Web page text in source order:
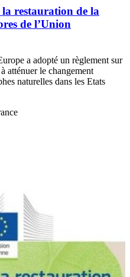
restauration de la
de l’Union
a adopté un règlement sur
atténuer le changement
naturelles dans les Etats